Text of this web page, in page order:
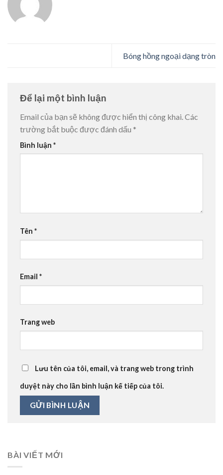
Bóng hồng ngoại dạng tròn
Để lại một bình luận
Email của bạn sẽ không được hiển thị công khai. Các
trường bắt buộc được đánh dấu *
Bình luận *
Tên *
Email *
Trang web
Lưu tên của tôi, email, và trang web trong trình
duyệt này cho lần bình luận kế tiếp của tôi.
BÀI VIẾT MỚI